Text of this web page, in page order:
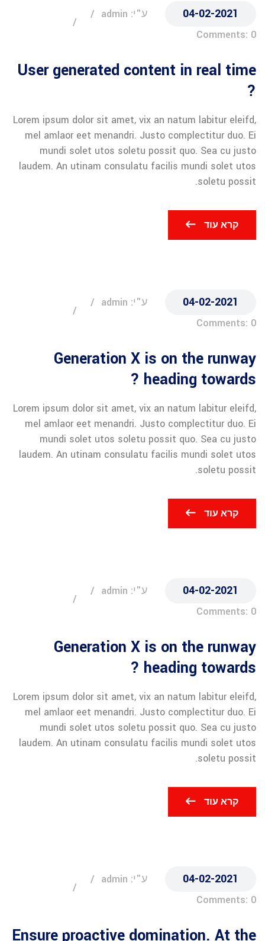
04-02-2021
ע"י: admin
Comments: 0
User generated content in real time
?
Lorem ipsum dolor sit amet, vix an natum labitur eleifd,
mel amlaor eet menandri. Justo complectitur duo. Ei
mundi solet utos soletu possit quo. Sea cu justo
laudem. An utinam consulatu facilis mundi solet utos
soletu possit.
קרא עוד
04-02-2021
ע"י: admin
Comments: 0
Generation X is on the runway
heading towards ?
Lorem ipsum dolor sit amet, vix an natum labitur eleifd,
mel amlaor eet menandri. Justo complectitur duo. Ei
mundi solet utos soletu possit quo. Sea cu justo
laudem. An utinam consulatu facilis mundi solet utos
soletu possit.
קרא עוד
04-02-2021
ע"י: admin
Comments: 0
Generation X is on the runway
heading towards ?
Lorem ipsum dolor sit amet, vix an natum labitur eleifd,
mel amlaor eet menandri. Justo complectitur duo. Ei
mundi solet utos soletu possit quo. Sea cu justo
laudem. An utinam consulatu facilis mundi solet utos
soletu possit.
קרא עוד
04-02-2021
ע"י: admin
Comments: 0
Ensure proactive domination. At the